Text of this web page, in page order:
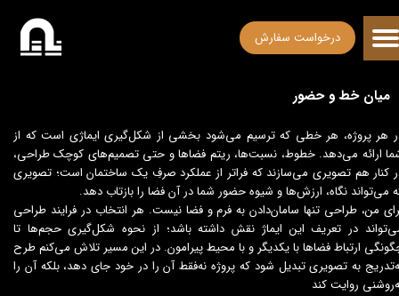
درخواست سفارش
هر پروژه، هر خطی که ترسیم می‌شود بخشی از شکل‌گیری ایماژی است که از
ارائه می‌دهد. خطوط، نسبت‌ها، ریتم فضاها و حتی تصمیم‌های کوچک طراحی،
کنار هم تصویری می‌سازند که فراتر از عملکرد صرفِ یک ساختمان است؛ تصویری
می‌تواند نگاه، ارزش‌ها و شیوه حضور شما در آن فضا را بازتاب دهد.
من، طراحی تنها سامان‌دادن به فرم و فضا نیست. هر انتخاب در فرایند طراحی
در تعریف این ایماژ نقش داشته باشد؛ از نحوه شکل‌گیری حجم‌ها تا
ارتباط فضاها با یکدیگر و با محیط پیرامون. در این مسیر تلاش می‌کنم طرح
به تصویری تبدیل شود که پروژه نه‌فقط آن را در خود جای دهد، بلکه آن را
روایت کند
میان خط و حضور